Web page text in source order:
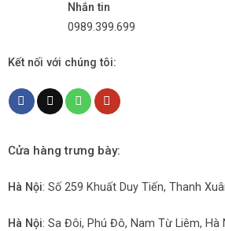
Nhắn tin
0989.399.699
Kết nối với chúng tôi:
Cửa hàng trưng bày:
Hà Nội: Số 259 Khuất Duy Tiến, Thanh
Hà Nội: Sa Đôi, Phú Đô, Nam Từ Liêm, Hà